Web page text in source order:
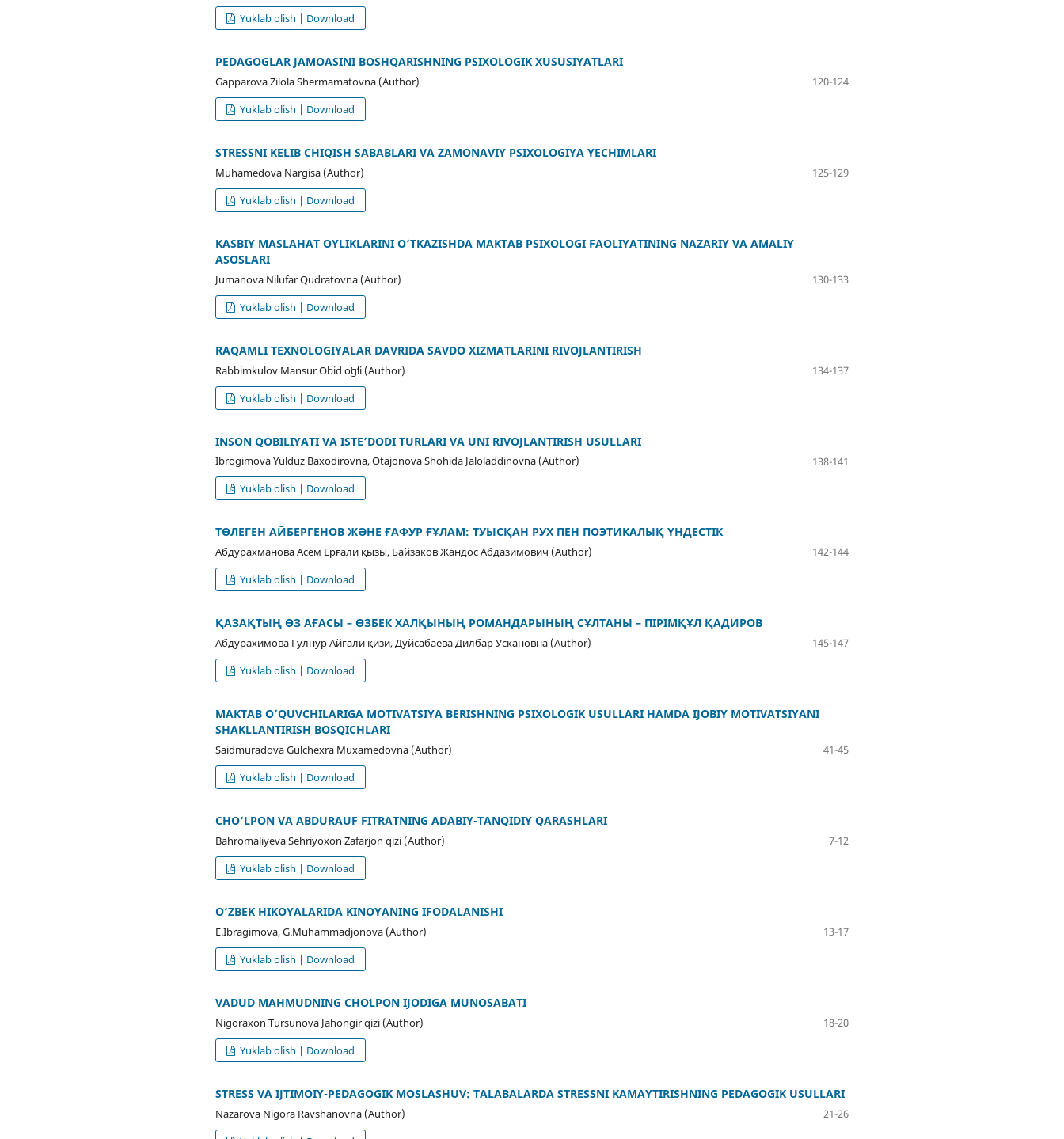
Yuklab olish | Download
PEDAGOGLAR JAMOASINI BOSHQARISHNING PSIXOLOGIK XUSUSIYATLARI
Gapparova Zilola Shermamatovna (Author)
120-124
Yuklab olish | Download
STRESSNI KELIB CHIQISH SABABLARI VA ZAMONAVIY PSIXOLOGIYA YECHIMLARI
Muhamedova Nargisa (Author)
125-129
Yuklab olish | Download
KASBIY MASLAHAT OYLIKLARINI O‘TKAZISHDA MAKTAB PSIXOLOGI FAOLIYATINING NAZARIY VA AMALIY
ASOSLARI
Jumanova Nilufar Qudratovna (Author)
130-133
Yuklab olish | Download
RAQAMLI TEXNOLOGIYALAR DAVRIDA SAVDO XIZMATLARINI RIVOJLANTIRISH
Rabbimkulov Mansur Obid oʻgʻli (Author)
134-137
Yuklab olish | Download
INSON QOBILIYATI VA ISTE’DODI TURLARI VA UNI RIVOJLANTIRISH USULLARI
Ibrogimova Yulduz Baxodirovna, Otajonova Shohida Jaloladdinovna (Author)
138-141
Yuklab olish | Download
ТӨЛЕГЕН АЙБЕРГЕНОВ ЖӘНЕ ҒАФУР ҒҰЛАМ: ТУЫСҚАН РУХ ПЕН ПОЭТИКАЛЫҚ ҮНДЕСТІК
Абдурахманова Асем Ерғали қызы, Байзаков Жандос Абдазимович (Author)
142-144
Yuklab olish | Download
ҚАЗАҚТЫҢ ӨЗ АҒАСЫ – ӨЗБЕК ХАЛҚЫНЫҢ РОМАНДАРЫНЫҢ СҰЛТАНЫ – ПІРІМҚҰЛ ҚАДИРОВ
Абдурахимова Гулнур Айгали қизи, Дуйсабаева Дилбар Ускановна (Author)
145-147
Yuklab olish | Download
MAKTAB O’QUVCHILARIGA MOTIVATSIYA BERISHNING PSIXOLOGIK USULLARI HAMDA IJOBIY MOTIVATSIYANI
SHAKLLANTIRISH BOSQICHLARI
Saidmuradova Gulchexra Muxamedovna (Author)
41-45
Yuklab olish | Download
CHO‘LPON VA ABDURAUF FITRATNING ADABIY-TANQIDIY QARASHLARI
Bahromaliyeva Sehriyoxon Zafarjon qizi (Author)
7-12
Yuklab olish | Download
O‘ZBEK HIKOYALARIDA KINOYANING IFODALANISHI
E.Ibragimova, G.Muhammadjonova (Author)
13-17
Yuklab olish | Download
VADUD MAHMUDNING CHOʻLPON IJODIGA MUNOSABATI
Nigoraxon Tursunova Jahongir qizi (Author)
18-20
Yuklab olish | Download
STRESS VA IJTIMOIY-PEDAGOGIK MOSLASHUV: TALABALARDA STRESSNI KAMAYTIRISHNING PEDAGOGIK USULLARI
Nazarova Nigora Ravshanovna (Author)
21-26